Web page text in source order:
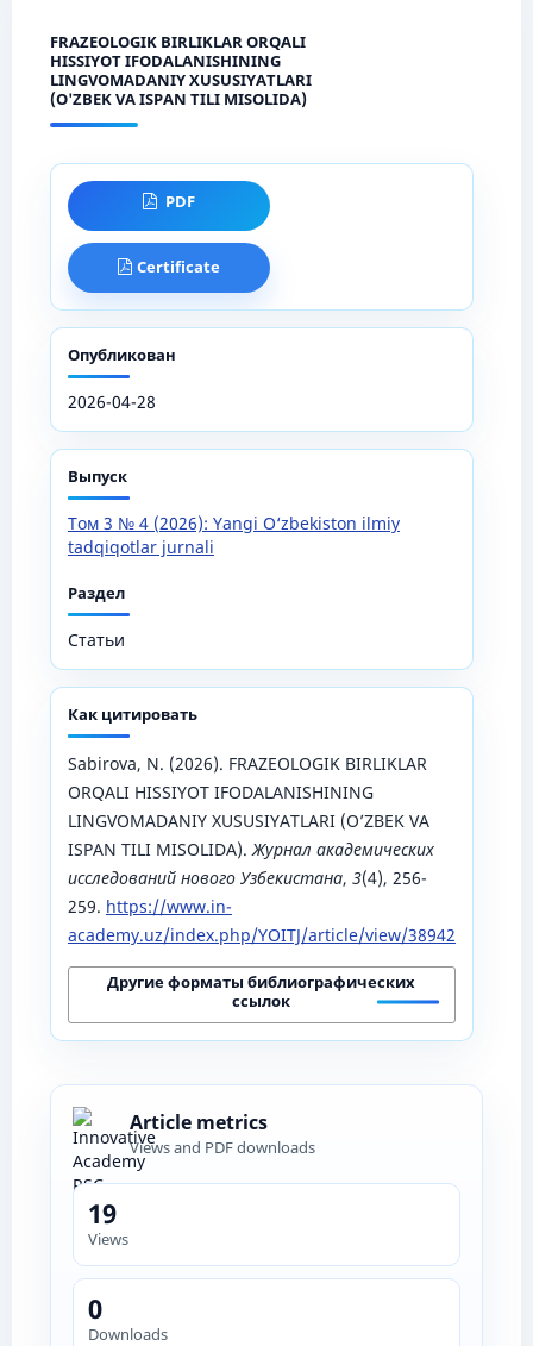
FRAZEOLOGIK BIRLIKLAR ORQALI
HISSIYOT IFODALANISHINING
LINGVOMADANIY XUSUSIYATLARI
(O'ZBEK VA ISPAN TILI MISOLIDA)
PDF
Certificate
Опубликован
2026-04-28
Выпуск
Том 3 № 4 (2026): Yangi O‘zbekiston ilmiy
tadqiqotlar jurnali
Раздел
Статьи
Как цитировать
Sabirova, N. (2026). FRAZEOLOGIK BIRLIKLAR
ORQALI HISSIYOT IFODALANISHINING
LINGVOMADANIY XUSUSIYATLARI (O’ZBEK VA
ISPAN TILI MISOLIDA).Журнал академических
исследований нового Узбекистана, 3(4), 256-
259. https://www.in-
academy.uz/index.php/YOITJ/article/view/38942
Другие форматы библиографических
ссылок
Article metrics
Views and PDF downloads
19
Views
0
Downloads